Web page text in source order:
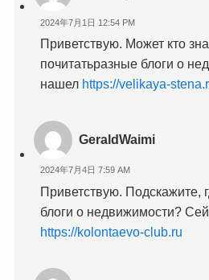
2024年7月1日 12:54 PM
Приветствую. Может кто
почитатьразные блоги о
нашел https://velikaya-
GeraldWaimi
2024年7月4日 7:59 AM
Приветствую. Подскажите,
блоги о недвижимости?
https://kolontaevo-club.ru